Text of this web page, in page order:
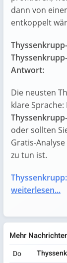
dann von
entkoppelt
Antwort:
Die neusten
klare Sprache:
oder sollten
Gratis-
zu tun ist.
weiterlesen...
Mehr
Do